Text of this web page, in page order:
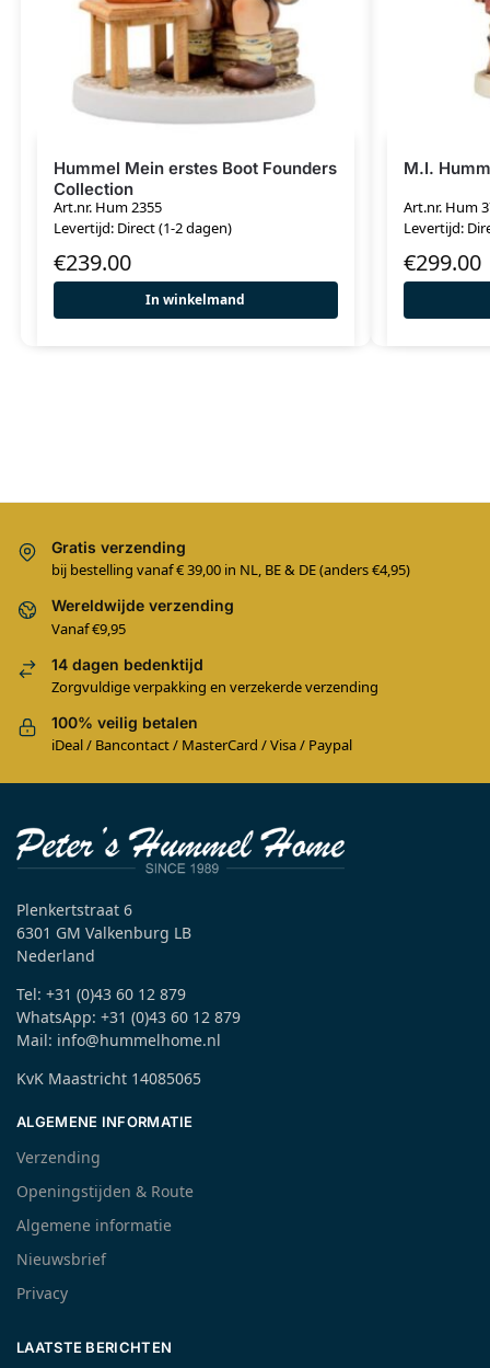
Hummel Mein erstes Boot Founders
Collection
Art.nr. Hum 2355
Levertijd: Direct (1-2 dagen)
€239.00
In winkelmand
M.I.
Art.nr. Hum
Levertijd:
€299.00
Gratis verzending
bij bestelling vanaf € 39,00 in NL, BE & DE (anders €4,95)
Wereldwijde verzending
Vanaf €9,95
14 dagen bedenktijd
Zorgvuldige verpakking en verzekerde verzending
100% veilig betalen
iDeal / Bancontact / MasterCard / Visa / Paypal
Plenkertstraat 6
6301 GM Valkenburg LB
Nederland
Tel: +31 (0)43 60 12 879
WhatsApp: +31 (0)43 60 12 879
Mail: info@hummelhome.nl
KvK Maastricht 14085065
ALGEMENE INFORMATIE
Verzending
Openingstijden & Route
Algemene informatie
Nieuwsbrief
Privacy
LAATSTE BERICHTEN